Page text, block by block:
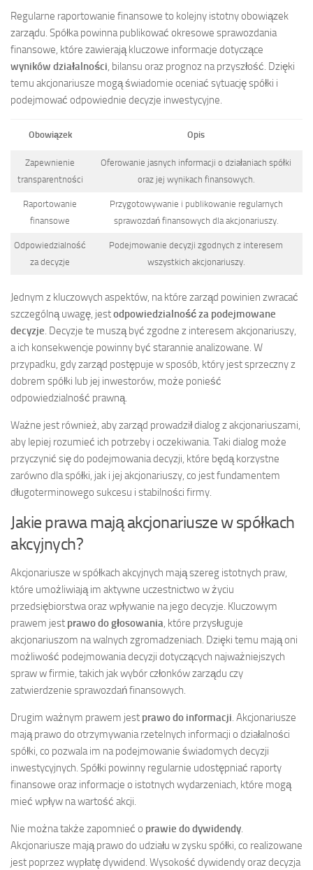
Regularne raportowanie finansowe to kolejny istotny obowiązek
zarządu. Spółka powinna publikować okresowe sprawozdania
finansowe, które zawierają kluczowe informacje dotyczące
wyników działalności, bilansu oraz prognoz na przyszłość. Dzięki
temu akcjonariusze mogą świadomie oceniać sytuację spółki i
podejmować odpowiednie decyzje inwestycyjne.
Obowiązek Opis
Zapewnienie
transparentności
Oferowanie jasnych informacji o działaniach spółki
oraz jej wynikach finansowych.
Raportowanie
finansowe
Przygotowywanie i publikowanie regularnych
sprawozdań finansowych dla akcjonariuszy.
Odpowiedzialność
za decyzje
Podejmowanie decyzji zgodnych z interesem
wszystkich akcjonariuszy.
Jednym z kluczowych aspektów, na które zarząd powinien zwracać
szczególną uwagę, jestodpowiedzialność za podejmowane
decyzje. Decyzje te muszą być zgodne z interesem akcjonariuszy,
a ich konsekwencje powinny być starannie analizowane. W
przypadku, gdy zarząd postępuje w sposób, który jest sprzeczny z
dobrem spółki lub jej inwestorów, może ponieść
odpowiedzialność prawną.
Ważne jest również, aby zarząd prowadził dialog z akcjonariuszami,
aby lepiej rozumieć ich potrzeby i oczekiwania. Taki dialog może
przyczynić się do podejmowania decyzji, które będą korzystne
zarówno dla spółki, jak i jej akcjonariuszy, co jest fundamentem
długoterminowego sukcesu i stabilności firmy.
Jakie prawa mają akcjonariusze w spółkach
akcyjnych?
Akcjonariusze w spółkach akcyjnych mają szereg istotnych praw,
które umożliwiają im aktywne uczestnictwo w życiu
przedsiębiorstwa oraz wpływanie na jego decyzje. Kluczowym
prawem jest prawo do głosowania, które przysługuje
akcjonariuszom na walnych zgromadzeniach. Dzięki temu mają oni
możliwość podejmowania decyzji dotyczących najważniejszych
spraw w firmie, takich jak wybór członków zarządu czy
zatwierdzenie sprawozdań finansowych.
Drugim ważnym prawem jest prawo do informacji. Akcjonariusze
mają prawo do otrzymywania rzetelnych informacji o działalności
spółki, co pozwala im na podejmowanie świadomych decyzji
inwestycyjnych. Spółki powinny regularnie udostępniać raporty
finansowe oraz informacje o istotnych wydarzeniach, które mogą
mieć wpływ na wartość akcji.
Nie można także zapomnieć o prawie do dywidendy.
Akcjonariusze mają prawo do udziału w zysku spółki, co realizowane
jest poprzez wypłatę dywidend. Wysokość dywidendy oraz decyzja